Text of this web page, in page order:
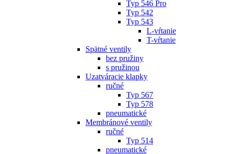
Typ 546 Pro
Typ 542
Typ 543
L-vŕtanie
T-vŕtanie
Spätné ventily
bez pružiny
s pružinou
Uzatváracie klapky
ručné
Typ 567
Typ 578
pneumatické
Membránové ventily
ručné
Typ 514
pneumatické